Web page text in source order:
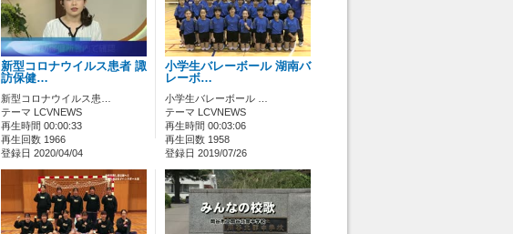
新型コロナウイルス患者 諏
訪保健…
新型コロナウイルス患…
テーマ LCVNEWS
再生時間 00:00:33
再生回数 1966
登録日 2020/04/04
小学生バレーボール 湖南バ
レーボ…
小学生バレーボール …
テーマ LCVNEWS
再生時間 00:03:06
再生回数 1958
登録日 2019/07/26